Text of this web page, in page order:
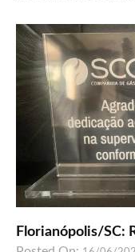
Florianópolis/SC: